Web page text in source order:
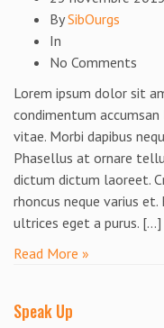
BySibOurgs
In
No Comments
Lorem ipsum dolor sit
condimentum
vitae. Morbi dapibus
Phasellus at ornare
dictum dictum laoreet.
rhoncus neque varius
ultrices eget a purus. […]
Read More »
Speak Up